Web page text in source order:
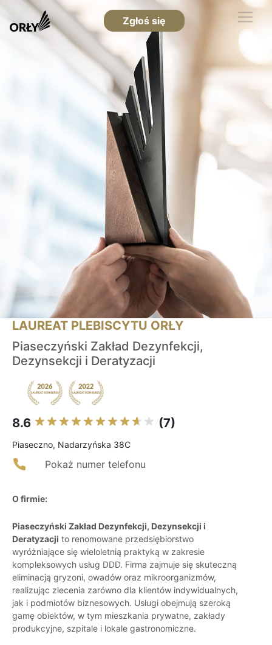
Zgłoś się
LAUREAT PLEBISCYTU ORŁY
Piaseczyński Zakład Dezynfekcji,
Dezynsekcji i Deratyzacji
8.6 (7)
Piaseczno, Nadarzyńska 38C
Pokaż numer telefonu
O firmie:
Piaseczyński Zakład Dezynfekcji, Dezynsekcji i
Deratyzacji to renomowane przedsiębiorstwo
wyróżniające się wieloletnią praktyką w zakresie
kompleksowych usług DDD. Firma zajmuje się skuteczną
eliminacją gryzoni, owadów oraz mikroorganizmów,
realizując zlecenia zarówno dla klientów indywidualnych,
jak i podmiotów biznesowych. Usługi obejmują szeroką
gamę obiektów, w tym mieszkania prywatne, zakłady
produkcyjne, szpitale i lokale gastronomiczne.